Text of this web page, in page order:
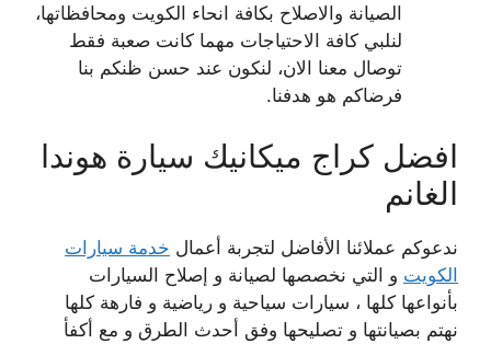
الصيانة والاصلاح بكافة انحاء الكويت ومحافظاتها،
لنلبي كافة الاحتياجات مهما كانت صعبة فقط
توصال معنا الان، لنكون عند حسن ظنكم بنا
فرضاكم هو هدفنا.
افضل كراج ميكانيك سيارة هوندا
الغانم
ندعوكم عملائنا الأفاضل لتجربة أعمال خدمة سيارات
الكويت و التي نخصصها لصيانة و إصلاح السيارات
بأنواعها كلها ، سيارات سياحية و رياضية و فارهة كلها
نهتم بصيانتها و تصليحها وفق أحدث الطرق و مع أكفأ